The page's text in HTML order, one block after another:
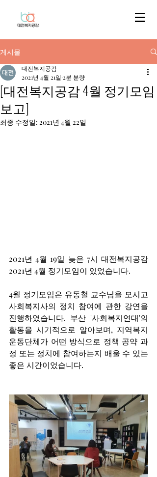
게시물
[대전복지공감 4월 정기모임
보고]
대전복지공감
2021년 4월 21일 2분 분량
최종 수정일: 2021년 4월 22일
2021년 4월 19일 늦은 7시 대전복지공감
2021년 4월 정기모임이 있었습니다.
4월 정기모임은 유동철 교수님을 모시고
사회복지사의 정치 참여에 관한 강연을
진행하였습니다. 부산 '사회복지연대'의
활동을 시기적으로 알아보며, 지역복지
운동단체가 어떤 방식으로 정책 공약 과
정 또는 정치에 참여하는지 배울 수 있는
좋은 시간이었습니다.